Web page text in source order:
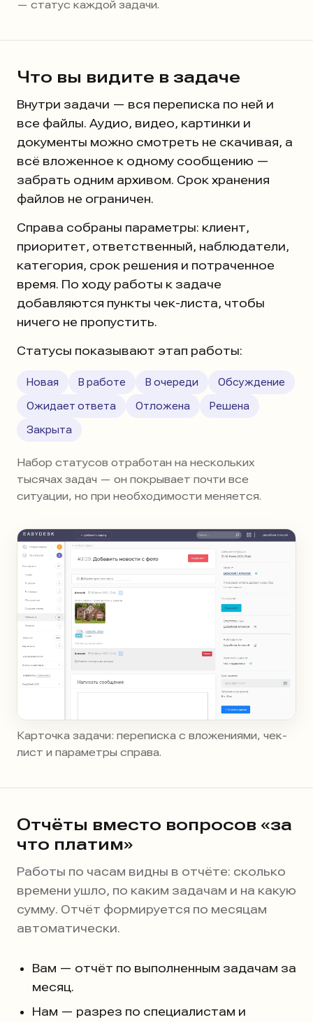
— статус каждой задачи.
Что вы видите в задаче
Внутри задачи — вся переписка по ней и
все файлы. Аудио, видео, картинки и
документы можно смотреть не скачивая, а
всё вложенное к одному сообщению —
забрать одним архивом. Срок хранения
файлов не ограничен.
Справа собраны параметры: клиент,
приоритет, ответственный, наблюдатели,
категория, срок решения и потраченное
время. По ходу работы к задаче
добавляются пункты чек-листа, чтобы
ничего не пропустить.
Статусы показывают этап работы:
Новая В работе В очереди Обсуждение
Ожидает ответа Отложена Решена
Закрыта
Набор статусов отработан на нескольких
тысячах задач — он покрывает почти все
ситуации, но при необходимости меняется.
Карточка задачи: переписка с вложениями, чек-
лист и параметры справа.
Отчёты вместо вопросов «за
что платим»
Работы по часам видны в отчёте: сколько
времени ушло, по каким задачам и на какую
сумму. Отчёт формируется по месяцам
автоматически.
Вам — отчёт по выполненным задачам за
месяц.
Нам — разрез по специалистам и